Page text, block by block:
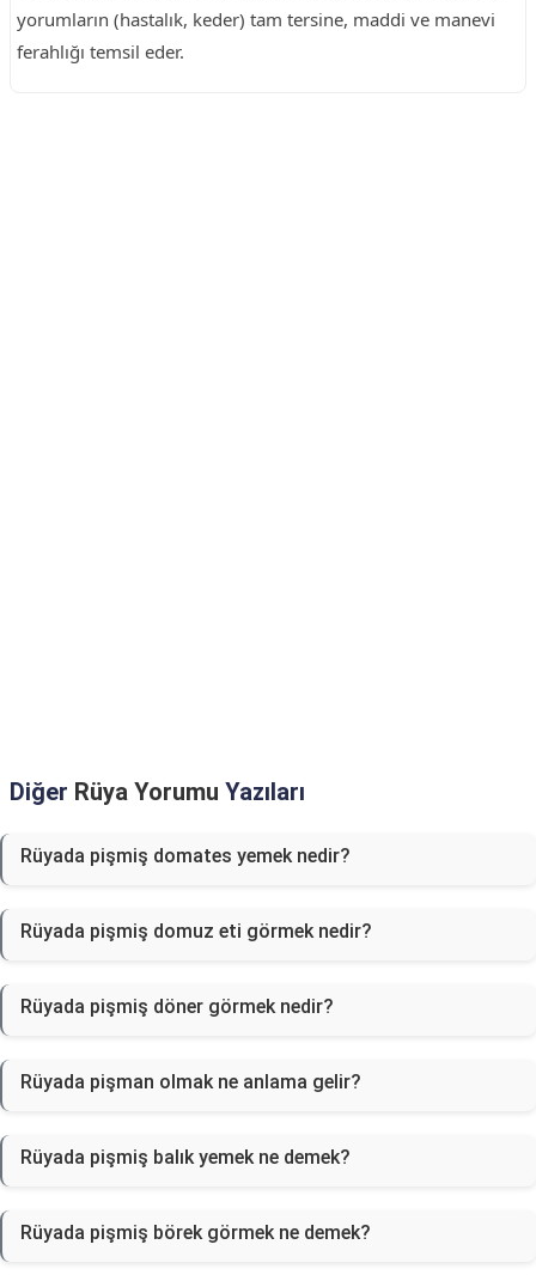
yorumların (hastalık, keder) tam tersine, maddi ve manevi
ferahlığı temsil eder.
Diğer Rüya Yorumu Yazıları
Rüyada pişmiş domates yemek nedir?
Rüyada pişmiş domuz eti görmek nedir?
Rüyada pişmiş döner görmek nedir?
Rüyada pişman olmak ne anlama gelir?
Rüyada pişmiş balık yemek ne demek?
Rüyada pişmiş börek görmek ne demek?